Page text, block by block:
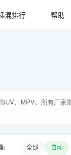
混排行 帮助
、MPV、所有厂家
: 全部 自动